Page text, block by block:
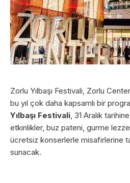
Zorlu Yılbaşı Festivali, Zorlu
bu yıl çok daha kapsamlı bir
Yılbaşı Festivali, 31 Aralık
etkinlikler, buz pateni, gurme
ücretsiz konserlerle misafirlerine
sunacak.